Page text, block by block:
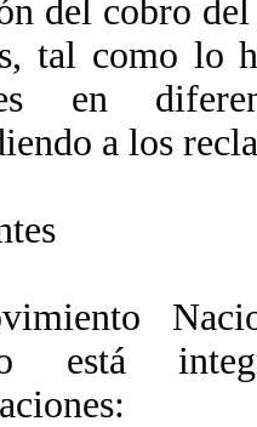
del cobro
tal como lo
en
a los
está